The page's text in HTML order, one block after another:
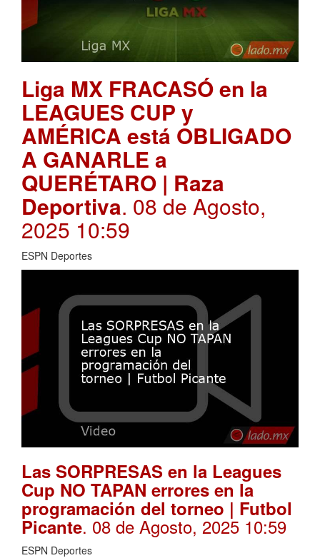
Liga MX FRACASÓ en la
LEAGUES CUP y
AMÉRICA está OBLIGADO
A GANARLE a
QUERÉTARO | Raza
Deportiva. 08 de Agosto,
2025 10:59
ESPN Deportes
Las SORPRESAS en la Leagues
Cup NO TAPAN errores en la
programación del torneo | Futbol
Picante. 08 de Agosto, 2025 10:59
ESPN Deportes